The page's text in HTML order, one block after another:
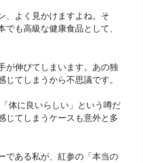
、よく見かけますよね。そ
でも高級な健康食品として、
が伸びてしまいます。あの独
てしまうから不思議です。
体に良いらしい」という噂だ
じてしまうケースも意外と多
である私が、紅参の「本当の